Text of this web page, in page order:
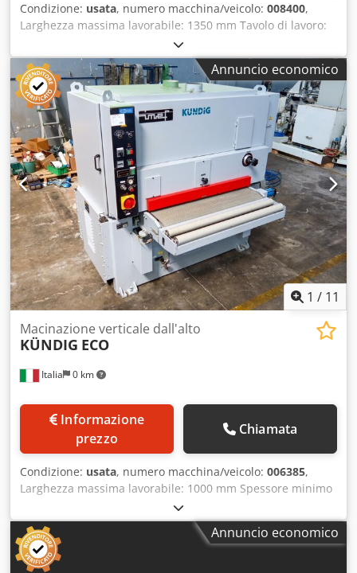
Condizione: usata, numero macchina/veicolo: 008400,
Larghezza massima lavorabile: 1350 mm Tavolo di lavoro:
altezza fissa Csdpfxsywafbs Airerf Numero di unità
operatrici: 4 pz
Annuncio economico
1 / 11
Italia 0 km
Macinazione verticale dall'alto
KÜNDIG ECO
prezzo
Chiamata
Condizione: usata, numero macchina/veicolo: 006385,
Larghezza massima lavorabile: 1000 mm Spessore minimo
lavorabile: 3 mm Piano di lavoro: altezza fissa Crodpfsy
Nktmjx Airef Numero di unità lavorative: 2 N
Annuncio economico